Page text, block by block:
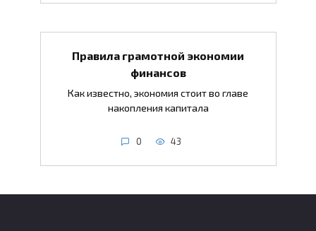
Правила грамотной экономии
финансов
Как известно, экономия стоит во главе
накопления капитала
0 43